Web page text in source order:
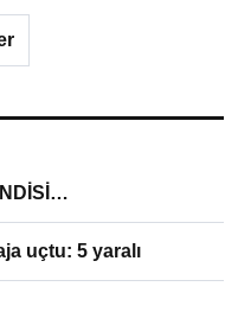
uçtu: 5 yaralı